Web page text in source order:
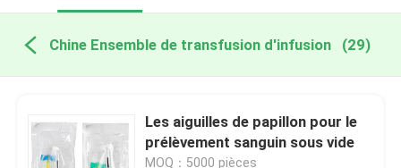
Chine Ensemble de transfusion d'infusion (29)
Les aiguilles de papillon pour le
prélèvement sanguin sous vide
MOQ：5000 pièces